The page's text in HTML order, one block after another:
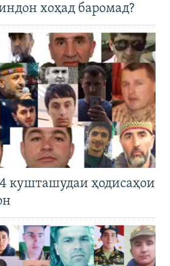
хоҳад баромад?
кушташудаи ҳодисаҳои